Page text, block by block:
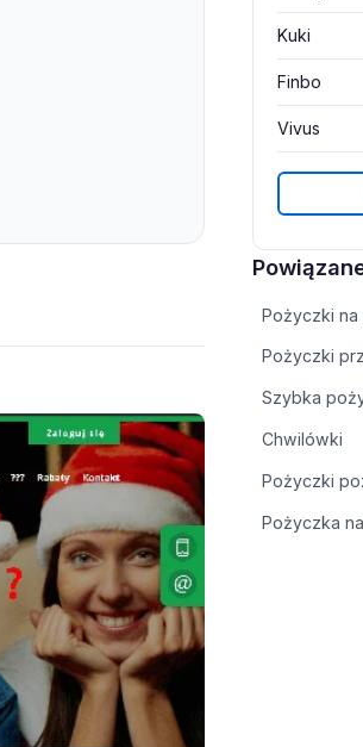
Kuki
Finbo
Vivus
Pożyczki na
Pożyczki
Szybka
Chwilówki
Pożyczki
Pożyczka